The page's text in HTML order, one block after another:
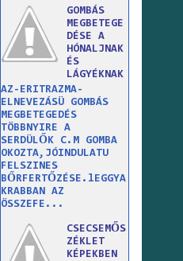
GOMBÁS
MEGBETEGE
DÉSE A
HÓNALJNAK
ÉS
LÁGYÉKNAK
AZ-ERITRAZMA-
ELNEVEZÁSÜ GOMBÁS
MEGBETEGEDÉS
TÖBBNYIRE A
SERDÜLŐK C.M GOMBA
OKOZTA,JÓINDULATU
FELSZINES
BŐRFERTŐZÉSE.lEGGYA
KRABBAN AZ
ÖSSZEFE...
CSECSEMŐS
ZÉKLET
KÉPEKBEN